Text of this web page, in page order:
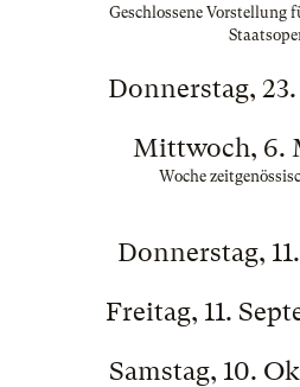
Geschlossene Vorstellung
Donnerstag,
Mittwoch, 6.
Woche
Donnerstag,
Freitag, 11.
Samstag, 10.